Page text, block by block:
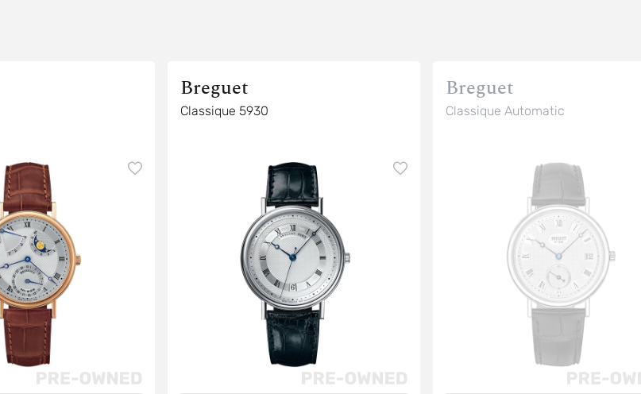
Breguet
Classique 5930
Breguet
Classique Automatic